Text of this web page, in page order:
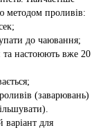
методом проливів:
до чаювання;
та настоюють вже 20
(заварювань)
для